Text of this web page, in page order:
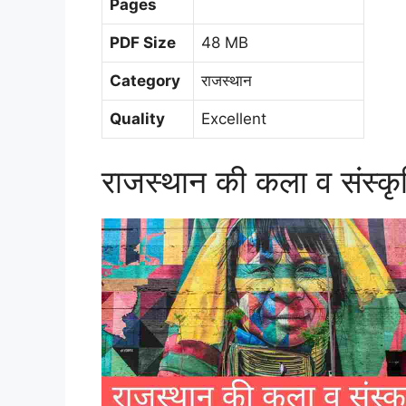
Pages
PDF Size 48 MB
Category राजस्थान
Quality Excellent
राजस्थान की कला व